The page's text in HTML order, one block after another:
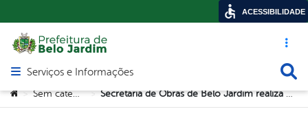
Acesso
Abrir menu principal de navegação
Serviços e Informações
Você está aqui:
> Sem categoria > Secretaria de Obras de Belo Jardim realiza manutenção do saneamento em diversos bairros
ACESSIBILIDADE